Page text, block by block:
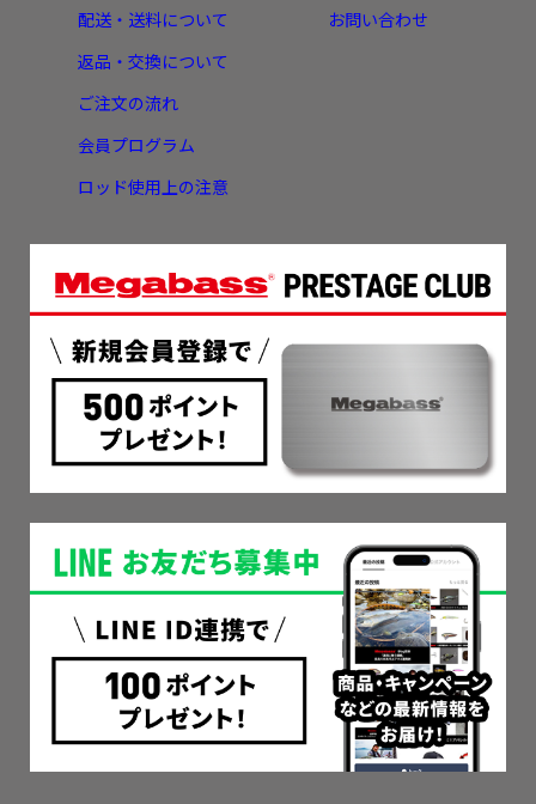
配送・送料について
返品・交換について
ご注文の流れ
会員プログラム
ロッド使用上の注意
お問い合わせ